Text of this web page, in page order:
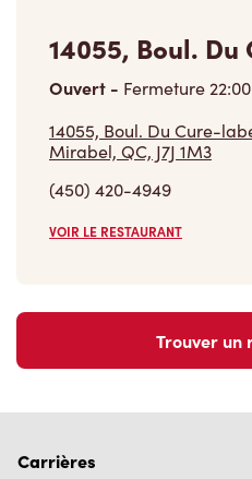
Ouvert-Fermeture22:00
14055, Boul. Du Cure-
Mirabel, QC, J7J 1M3
(450) 420-4949
VOIR LE RESTAURANT
Trouver un
Rejoins notre équipe